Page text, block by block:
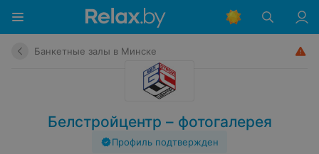
Банкетные залы в Минске
Белстройцентр – фотогалерея
Профиль подтвержден